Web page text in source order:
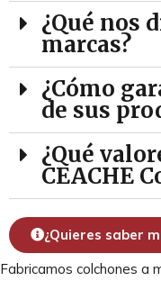
¿Qué nos
marcas?
¿Cómo
de sus
¿Qué
CEACHE
¿Quieres saber
Fabricamos colchones a